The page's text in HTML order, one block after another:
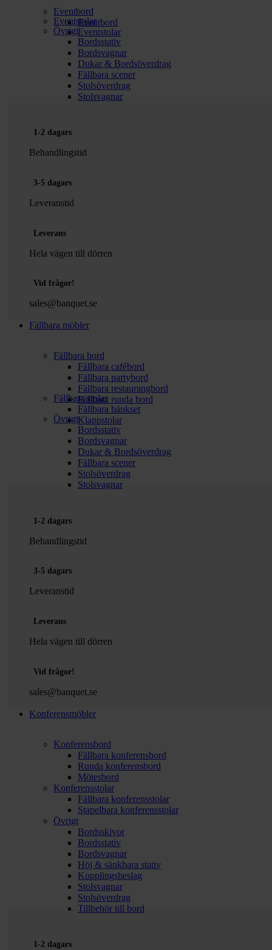
Eventbord
Eventbord
Eventstolar
Eventstolar
Övrigt
Bordsstativ
Bordsvagnar
Dukar & Bordsöverdrag
Fällbara scener
Stolsöverdrag
Stolsvagnar
1-2 dagars
Behandlingstid
3-5 dagars
Leveranstid
Leverans
Hela vägen till dörren
Vid frågor!
sales@banquet.se
Fällbara möbler
Fällbara bord
Fällbara cafébord
Fällbara partybord
Fällbara restaurangbord
Fällbara runda bord
Fällbara stolar
Fällbara bänkset
Klappstolar
Övrigt
Bordsstativ
Bordsvagnar
Dukar & Bordsöverdrag
Fällbara scener
Stolsöverdrag
Stolsvagnar
1-2 dagars
Behandlingstid
3-5 dagars
Leveranstid
Leverans
Hela vägen till dörren
Vid frågor!
sales@banquet.se
Konferensmöbler
Konferensbord
Fällbara konferensbord
Runda konferensbord
Mötesbord
Konferensstolar
Fällbara konferensstolar
Stapelbara konferensstolar
Övrigt
Bordsskivor
Bordsstativ
Bordsvagnar
Höj & sänkbara stativ
Kopplingsbeslag
Stolsvagnar
Stolsöverdrag
Tillbehör till bord
1-2 dagars